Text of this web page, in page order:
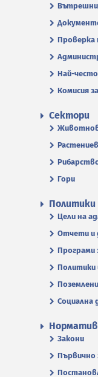
Вътрешни
Проверка
Най-
Комисия
Сектори
Гори
Политики
Цели на
Отчети и
Програми
Политики
Социална
Закони
Първично